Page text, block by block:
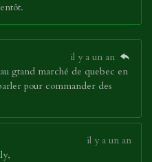
il y a un an
gtand marché de quebec en
pour commander des
il y a un an